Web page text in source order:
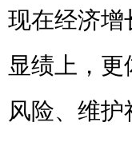
现在经济增
显绩上，
风险、维